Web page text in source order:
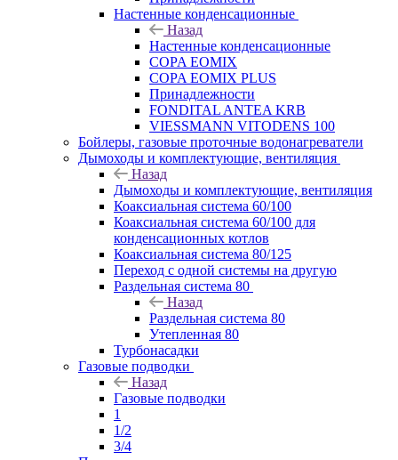
Настенные конденсационные
Назад
Настенные конденсационные
COPA EOMIX
COPA EOMIX PLUS
Принадлежности
FONDITAL ANTEA KRB
VIESSMANN VITODENS 100
Бойлеры, газовые проточные водонагреватели
Дымоходы и комплектующие, вентиляция
Назад
Дымоходы и комплектующие, вентиляция
Коаксиальная система 60/100
Коаксиальная система 60/100 для
конденсационных котлов
Коаксиальная система 80/125
Переход с одной системы на другую
Раздельная система 80
Назад
Раздельная система 80
Утепленная 80
Турбонасадки
Газовые подводки
Назад
Газовые подводки
1
1/2
3/4